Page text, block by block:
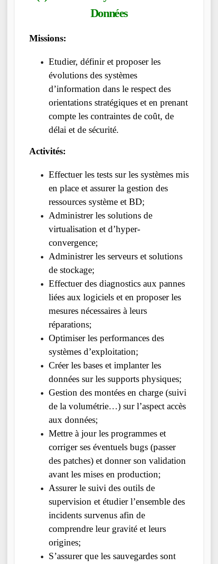
Données
Missions:
Etudier, définir et proposer les
évolutions des systèmes
d’information dans le respect des
orientations stratégiques et en prenant
compte les contraintes de coût, de
délai et de sécurité.
Activités:
Effectuer les tests sur les systèmes mis
en place et assurer la gestion des
ressources système et BD;
Administrer les solutions de
virtualisation et d’hyper-
convergence;
Administrer les serveurs et solutions
de stockage;
Effectuer des diagnostics aux pannes
liées aux logiciels et en proposer les
mesures nécessaires à leurs
réparations;
Optimiser les performances des
systèmes d’exploitation;
Créer les bases et implanter les
données sur les supports physiques;
Gestion des montées en charge (suivi
de la volumétrie…) sur l’aspect accès
aux données;
Mettre à jour les programmes et
corriger ses éventuels bugs (passer
des patches) et donner son validation
avant les mises en production;
Assurer le suivi des outils de
supervision et étudier l’ensemble des
incidents survenus afin de
comprendre leur gravité et leurs
origines;
S’assurer que les sauvegardes sont